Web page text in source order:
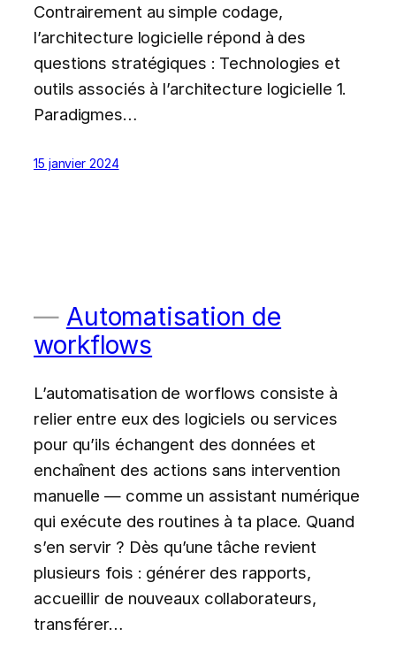
Contrairement au simple codage,
l’architecture logicielle répond à des
questions stratégiques : Technologies et
outils associés à l’architecture logicielle 1.
Paradigmes…
15 janvier 2024
Automatisation de
workflows
L’automatisation de worflows consiste à
relier entre eux des logiciels ou services
pour qu’ils échangent des données et
enchaînent des actions sans intervention
manuelle — comme un assistant numérique
qui exécute des routines à ta place. Quand
s’en servir ? Dès qu’une tâche revient
plusieurs fois : générer des rapports,
accueillir de nouveaux collaborateurs,
transférer…